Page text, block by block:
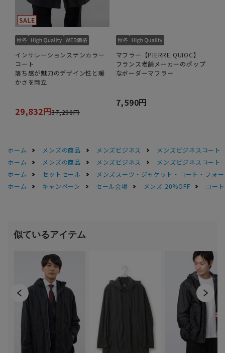
インサレーションステンカラー
コート
落ち感が魅力のデザイン性と暖
かさを両立
29,832円37,290円
マフラー【PIERRE QUIOC】
フランス老舗メーカーのポップ
なボーダーマフラー
7,590円
ホーム メンズの商品 メンズビジネス
メンズビジネスコート
ホーム
メンズの商品 メンズビジネス
メンズビジネスコート
ホーム
セットセール
メンズスーツ・ジャケット・コート・フォ
ホーム
キャンペーン セール会場 メンズ 20%OFF コー